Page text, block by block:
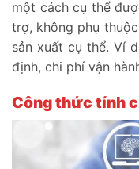
một cách cụ thể
trợ, không phụ
sản xuất cụ thể. Ví
định, chi phí vận
Công thức tính